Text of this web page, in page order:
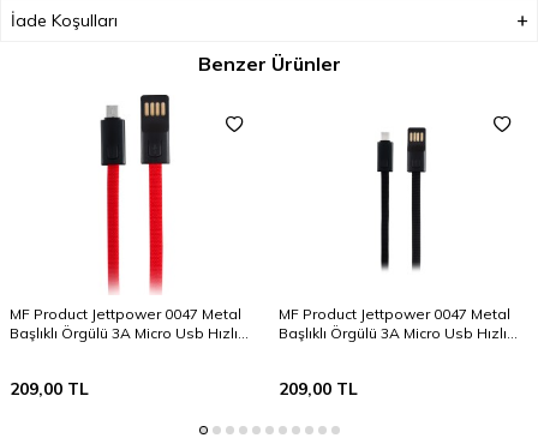
İade Koşulları
Benzer Ürünler
MF Product Jettpower 0047 Metal
Başlıklı Örgülü 3A Micro Usb Hızlı
209,00 TL
MF Product Jettpower 0047 Metal
Başlıklı Örgülü 3A Micro Usb Hızlı
209,00TL